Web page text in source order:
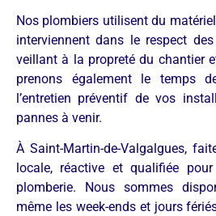
Nos plombiers utilisent du
interviennent dans le respect
veillant à la propreté du chantier
prenons également le temps
l’entretien préventif de vos
pannes à venir.
À Saint-Martin-de-Valgalgues,
locale, réactive et qualifiée
plomberie. Nous sommes
même les week-ends et jours